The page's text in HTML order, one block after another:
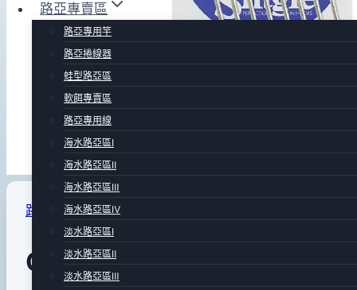
路亞專賣區
路亞專用竿
路亞捲線器
蛙型路亞區
軟餌專賣區
路亞專用線
海水路亞區Ⅰ
海水路亞區Ⅱ
海水路亞區Ⅲ
海水路亞區Ⅳ
淡水路亞區Ⅰ
淡水路亞區Ⅱ
淡水路亞區Ⅲ
路亞專用鉤|路亞專賣區
OWNER S-77 單鉤